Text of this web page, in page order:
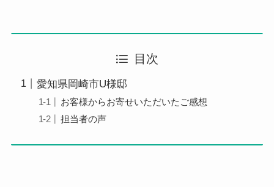
目次
愛知県岡崎市U様邸
お客様からお寄せいただいたご感想
担当者の声